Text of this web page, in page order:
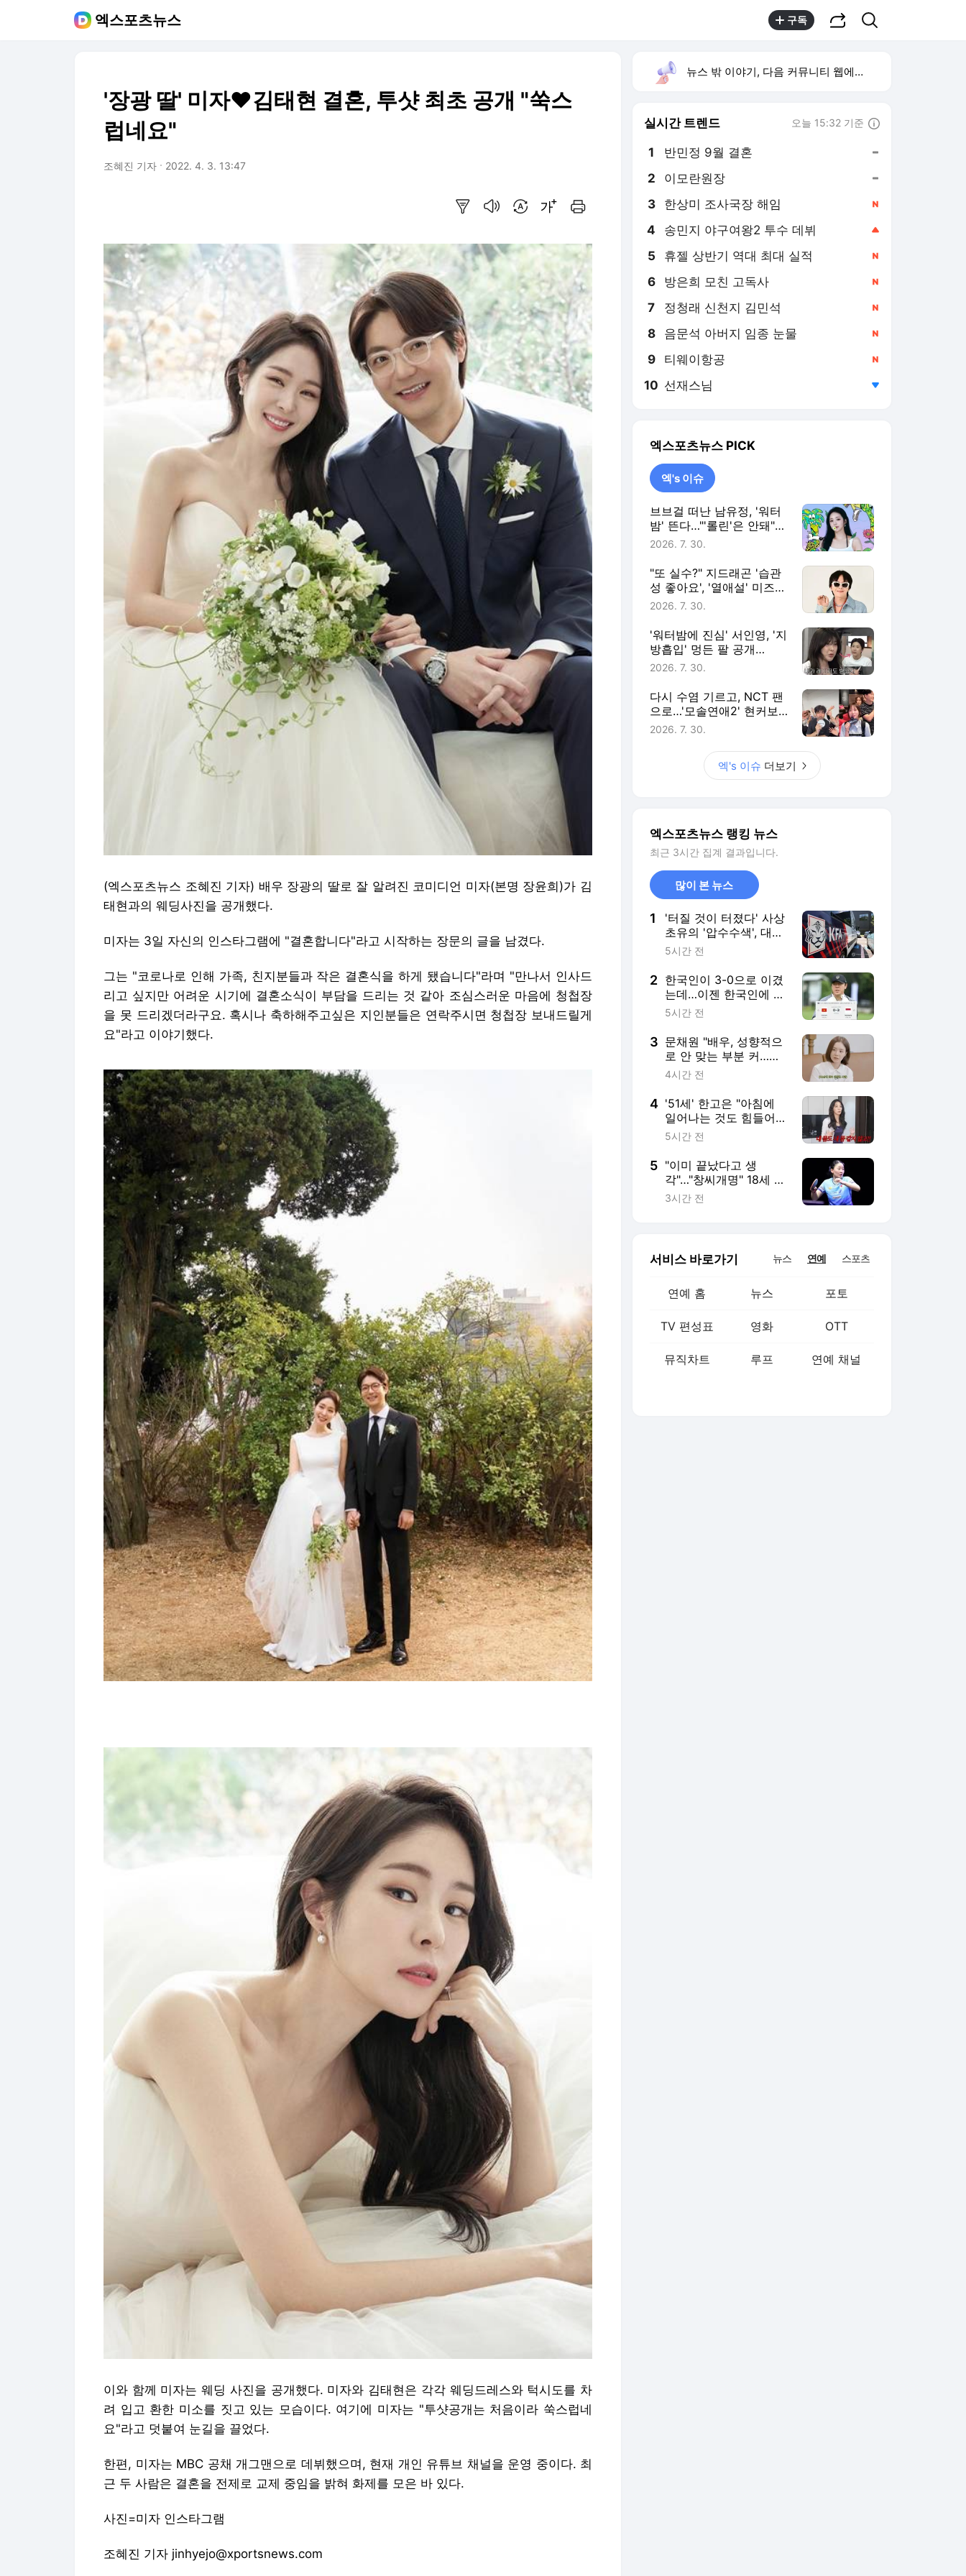
엑스포츠뉴스 구독
'장광 딸' 미자♥김태현 결혼, 투샷 최초 공개 "쑥스
럽네요"
조혜진 기자 2022. 4. 3. 13:47
(엑스포츠뉴스 조혜진 기자) 배우 장광의 딸로 잘 알려진 코미디언 미자(본명 장윤희)가 김
태현과의 웨딩사진을 공개했다.
미자는 3일 자신의 인스타그램에 "결혼합니다"라고 시작하는 장문의 글을 남겼다.
그는 "코로나로 인해 가족, 친지분들과 작은 결혼식을 하게 됐습니다"라며 "만나서 인사드
리고 싶지만 어려운 시기에 결혼소식이 부담을 드리는 것 같아 조심스러운 마음에 청첩장
을 못 드리겠더라구요. 혹시나 축하해주고싶은 지인분들은 연락주시면 청첩장 보내드릴게
요"라고 이야기했다.
이와 함께 미자는 웨딩 사진을 공개했다. 미자와 김태현은 각각 웨딩드레스와 턱시도를 차
려 입고 환한 미소를 짓고 있는 모습이다. 여기에 미자는 "투샷공개는 처음이라 쑥스럽네
요"라고 덧붙여 눈길을 끌었다.
한편, 미자는 MBC 공채 개그맨으로 데뷔했으며, 현재 개인 유튜브 채널을 운영 중이다. 최
근 두 사람은 결혼을 전제로 교제 중임을 밝혀 화제를 모은 바 있다.
사진=미자 인스타그램
조혜진 기자 jinhyejo@xportsnews.com
뉴스 밖 이야기, 다음 커뮤니티 웹에서 보기
실시간 트렌드 오늘 15:32 기준
1 반민정 9월 결혼
2 이모란원장
3 한상미 조사국장 해임
4 송민지 야구여왕2 투수 데뷔
5 휴젤 상반기 역대 최대 실적
6 방은희 모친 고독사
7 정청래 신천지 김민석
8 음문석 아버지 임종 눈물
9 티웨이항공
10 선재스님
엑스포츠뉴스 PICK
엑's 이슈
브브걸 떠난 남유정, '워터
밤' 뜬다…"'롤린'은 안돼"
vs "무대로 보자" 갑론을박
2026. 7. 30.
"또 실수?" 지드래곤 '습관
성 좋아요', '열애설' 미즈하
라 키코까지 소환 [엑's 이
2026. 7. 30.
'워터밤에 진심' 서인영, '지
방흡입' 멍든 팔 공개
후…"부기 빠지는 중" [엑's
2026. 7. 30.
다시 수염 기르고, NCT 팬
으로…'모솔연애2' 현커보
다 더 궁금한 출연자 근황
2026. 7. 30.
엑's 이슈 더보기
엑스포츠뉴스 랭킹 뉴스
최근 3시간 집계 결과입니다.
많이 본 뉴스
1
'터질 것이 터졌다' 사상
초유의 '압수수색', 대한
축구협회는 '초상집'…홍
생도 소환
5시간 전
2 한국인이 3-0으로 이겼
는데…이젠 한국인에 0-
3으로 무너지네→인니
르', STY 끝내 소환
5시간 전
3 문채원 "배우, 성향적으
로 안 맞는 부분 커…따
라가기 힘들다" 솔직 고
4시간 전
4 '51세' 한고은 "아침에
일어나는 것도 힘들어…
내 몸 같지 않다" 토로
5시간 전
5 "이미 끝났다고 생
각"…"창씨개명" 18세 日
탁구 천재, 역전승 뒤 눈
3시간 전
서비스 바로가기 뉴스 연예 스포츠
연예 홈 뉴스 포토
TV 편성표 영화 OTT
뮤직차트 루프 연예 채널